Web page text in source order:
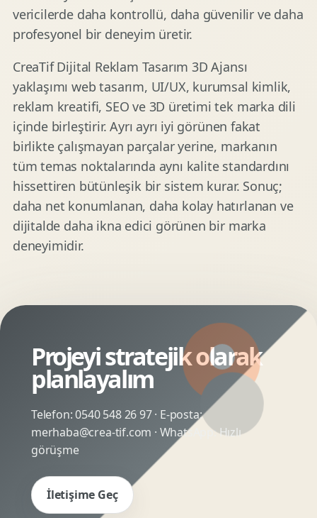
vericilerde daha kontrollü, daha güvenilir ve daha
profesyonel bir deneyim üretir.
CreaTif Dijital Reklam Tasarım 3D Ajansı
yaklaşımı web tasarım, UI/UX, kurumsal kimlik,
reklam kreatifi, SEO ve 3D üretimi tek marka dili
içinde birleştirir. Ayrı ayrı iyi görünen fakat
birlikte çalışmayan parçalar yerine, markanın
tüm temas noktalarında aynı kalite standardını
hissettiren bütünleşik bir sistem kurar. Sonuç;
daha net konumlanan, daha kolay hatırlanan ve
dijitalde daha ikna edici görünen bir marka
deneyimidir.
Projeyi stratejik olarak
planlayalım
Telefon:0540 548 26 97· E-posta:
merhaba@crea-tif.com · WhatsApp:Hızlı
görüşme
İletişime Geç